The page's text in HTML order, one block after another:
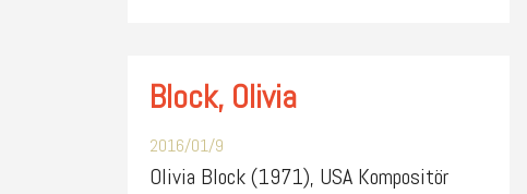
Block, Olivia
2016/01/9
Olivia Block (1971), USA Kompositör